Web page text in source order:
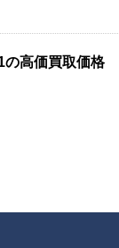
の高価買取価格